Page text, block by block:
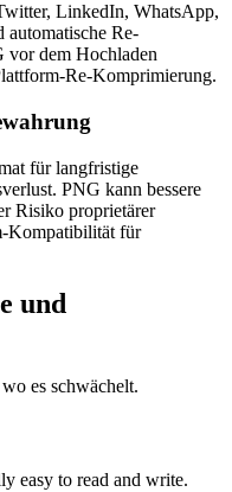
LinkedIn, WhatsApp,
automatische Re-
vor dem Hochladen
Re-Komprimierung.
für langfristige
PNG kann bessere
Risiko proprietärer
Kompatibilität für
und
es schwächelt.
easy to read and write.